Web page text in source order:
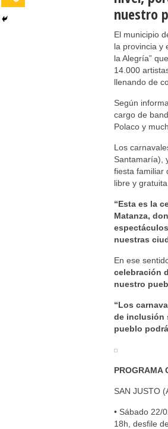
nuestro
El municipio
la provincia y
la Alegría”
14.000
llenando de
Según
cargo de
Polaco y
Los
Santamaría),
fiesta familiar
libre y gratuita.
“Esta es la
Matanza,
nuestras
En ese
celebración
nuestro
“Los
de inclusión
pueblo
PROGRAMA
SAN JUSTO
• Sábado 22/
18h, desfile